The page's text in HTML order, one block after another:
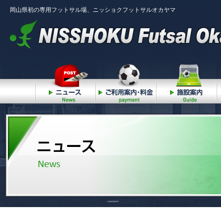
岡山県初の専用フットサル場、ニッショクフットサルオカヤマ
ニュース ご利用案内・料金